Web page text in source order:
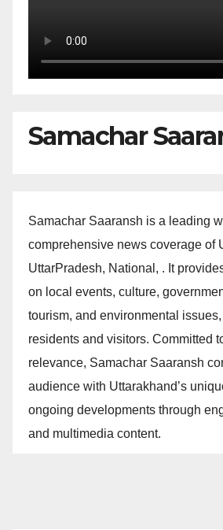
Samachar
Samachar Saaransh is a leading
comprehensive news coverage of
UttarPradesh, National, . It
on local events, culture,
tourism, and environmental
residents and visitors. Committed
relevance, Samachar Saaransh
audience with Uttarakhand’s
ongoing developments through
and multimedia content.